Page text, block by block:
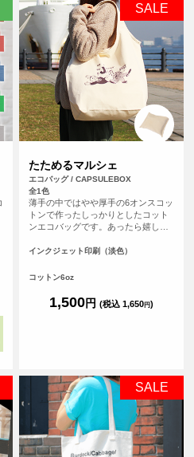
SALE
たためるマルシェ
エコバッグ / CAPSULEBOX
全1色
薄手の中ではやや厚手の6オンスコッ
トンで作ったしっかりとしたコット
ンエコバッグです。あったら嬉しい
ケットに入れればコンパクトにする
り、とてもしっかりとしたエコバッ
からフルカラープリントでオリジナ
ルエコバッグを作ることができま
インクジェット印刷（淡色）
コットン6oz
1,500円 (税込 1,650円)
SALE